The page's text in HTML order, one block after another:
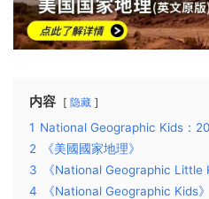
内容 隐藏
1 National Geographic Kids：
2
《美國國家地理》
3
《National Geographic Little
4
《National Geographic Kids》